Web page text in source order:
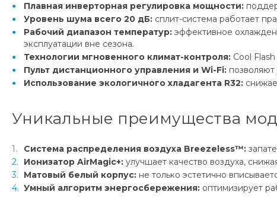
Плавная инверторная регулировка мощности:
Уровень шума всего 20 дБ: сплит-система работает
Рабочий диапазон температур: эффективное
эксплуатации вне сезона.
Технологии мгновенного климат-контроля: Cool
Пульт дистанционного управления и Wi-Fi:
Использование экологичного хладагента R32:
Уникальные преимущества
Система распределения воздуха Breezeless™:
Ионизатор AirMagic+: улучшает качество воздуха,
Матовый белый корпус: не только эстетично
Умный алгоритм энергосбережения: оптимизирует